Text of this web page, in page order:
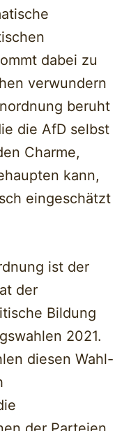
dabei zu
verwundern
beruht
die AfD selbst
Charme,
kann,
eingeschätzt
ist der
der
Bildung
2021.
diesen Wahl-